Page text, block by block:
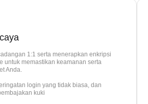
1:1 serta menerapkan enkripsi
untuk memastikan keamanan serta
Anda.
login yang tidak biasa, dan
kuki